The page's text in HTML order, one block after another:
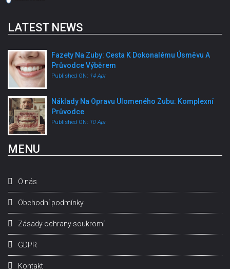
LATEST NEWS
Fazety Na Zuby: Cesta K Dokonalému Úsměvu A
Průvodce Výběrem
Published ON: 14 Apr
Náklady Na Opravu Ulomeného Zubu: Komplexní
Průvodce
Published ON: 10 Apr
MENU
O nás
Obchodní podmínky
Zásady ochrany soukromí
GDPR
Kontakt